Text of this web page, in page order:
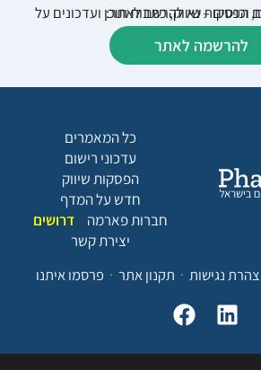
הפסקות שיווק, כתבות תוכן ועדכונים על וובינרים וכנסים – נא להרשם לאתר:
להרשמה לאתר
כל המאמרים
עדכוני רישום
הפסקות שיווק
חדש על המדף
חברות פארמה
דרושים
יצירת קשר
נגישות תקנון אתר פרסמו איתנו